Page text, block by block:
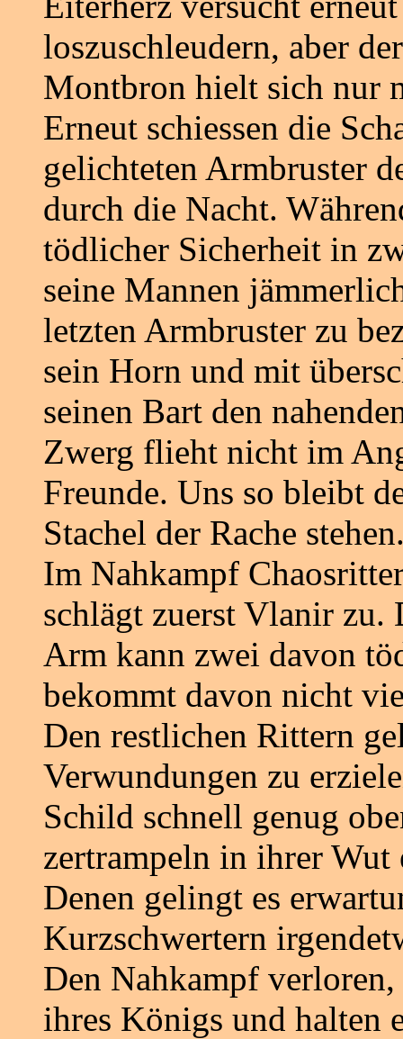
loszuschleudern, aber
Montbron hielt sich nur
Erneut schiessen die
gelichteten Armbruster
durch die Nacht.
tödlicher Sicherheit in
seine Mannen
letzten Armbruster zu
sein Horn und mit
seinen Bart den
Zwerg flieht nicht im
Freunde. Uns so bleibt
Stachel der Rache
Im Nahkampf
schlägt zuerst Vlanir
Arm kann zwei davon
bekommt davon nicht
Den restlichen Rittern
Verwundungen zu
Schild schnell genug
zertrampeln in ihrer
Denen gelingt es
Kurzschwertern
Den Nahkampf
ihres Königs und halten